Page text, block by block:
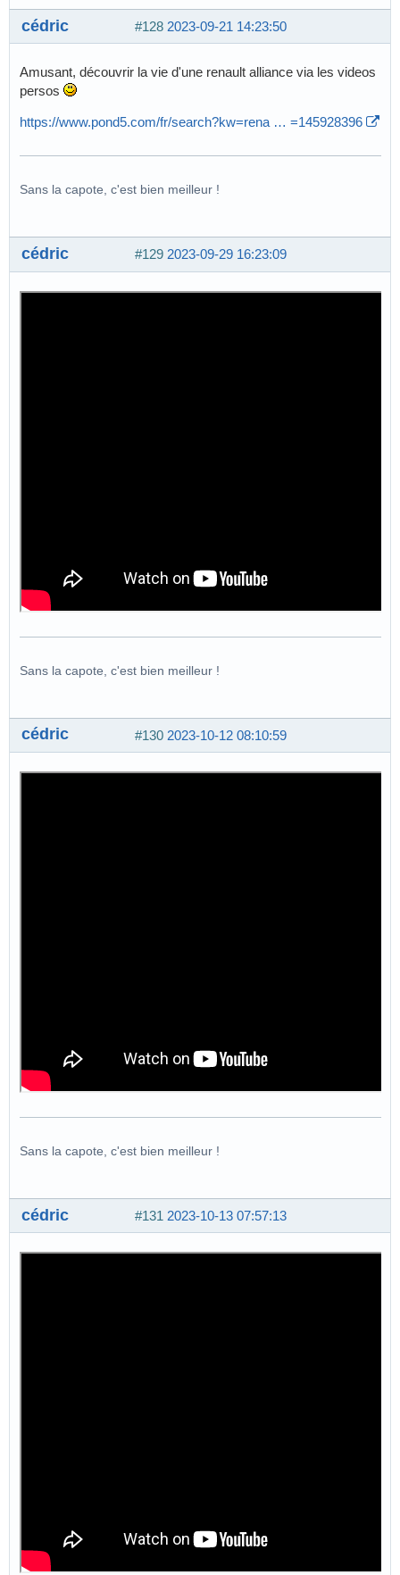
#128 2023-09-21 14:23:50
cédric
Amusant, découvrir la vie d'une renault alliance via les videos
persos
https://www.pond5.com/fr/search?kw=rena … =145928396
Sans la capote, c'est bien meilleur !
#129 2023-09-29 16:23:09
cédric
Sans la capote, c'est bien meilleur !
#130 2023-10-12 08:10:59
cédric
Sans la capote, c'est bien meilleur !
#131 2023-10-13 07:57:13
cédric